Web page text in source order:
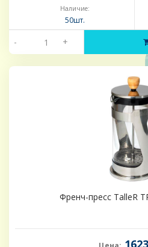
Наличие:
50шт.
- +
Френч-пресс TalleR